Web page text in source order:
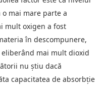
o mai mare parte a
mult oxigen a fost
în descompunere,
mai mult dioxid
nu știu dacă
capacitatea de absorbție